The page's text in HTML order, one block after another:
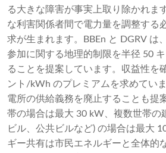
る大きな障害が事実上取り除​​かれま
な利害関係者間で電力量を調整する
求が生まれます。BBEn と DGRV は
参加に関する地理的制限を半径 50
ることを提案しています。収益性を
ント/kWh のプレミアムを求めてい
電所の供給義務を廃止することも提
帯の場合は最大 30 kW、複数世帯の
ビル、公共ビルなど) の場合は最大
ギー共有は市民エネルギーと全体的